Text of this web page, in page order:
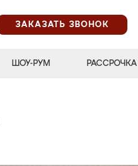
ЗАКАЗАТЬ ЗВОНОК
ШОУ-РУМ РАССРОЧКА